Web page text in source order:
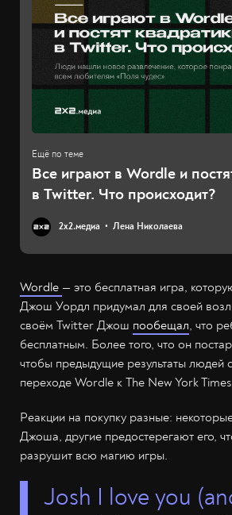
Все играют в Wordle и
в Twitter. Что происходит?
2х2.медиа Лена Николаева
Wordle — это бесплатная игра,
Джош Уордл придумал для своей
своём Twitter Джош пообещал, что
бесплатным. Более того, что он
чтобы предыдущие результаты людей
переходе Wordle к The New York
Реакции на покупку разные:
Джоша, другие предостерегают его,
разрушит всю магию игры.
Josh I love you